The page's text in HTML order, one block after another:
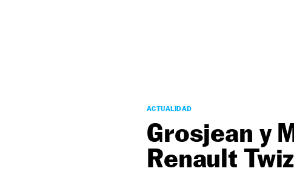
ACTUALIDAD
Grosjean y
Renault